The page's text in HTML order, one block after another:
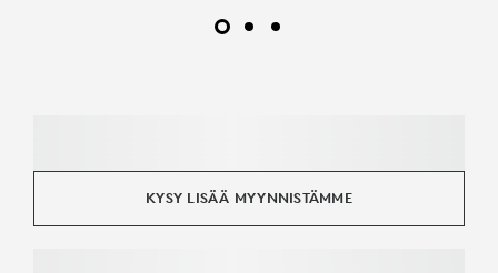
KYSY LISÄÄ MYYNNISTÄMME